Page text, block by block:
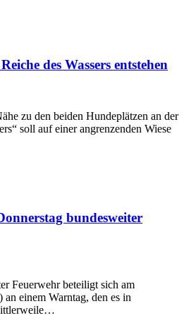
des Wassers entstehen
zu den beiden Hundeplätzen an der
soll auf einer angrenzenden Wiese
bundesweiter
Feuerwehr beteiligt sich am
einem Warntag, den es in